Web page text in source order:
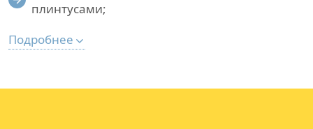
плинтусами;
Подробнее